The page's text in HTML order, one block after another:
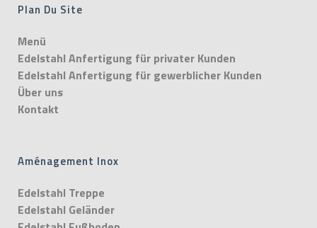
Plan Du Site
Menü
Edelstahl Anfertigung für privater Kunden
Edelstahl Anfertigung für gewerblicher Kunden
Über uns
Kontakt
Aménagement Inox
Edelstahl Treppe
Edelstahl Geländer